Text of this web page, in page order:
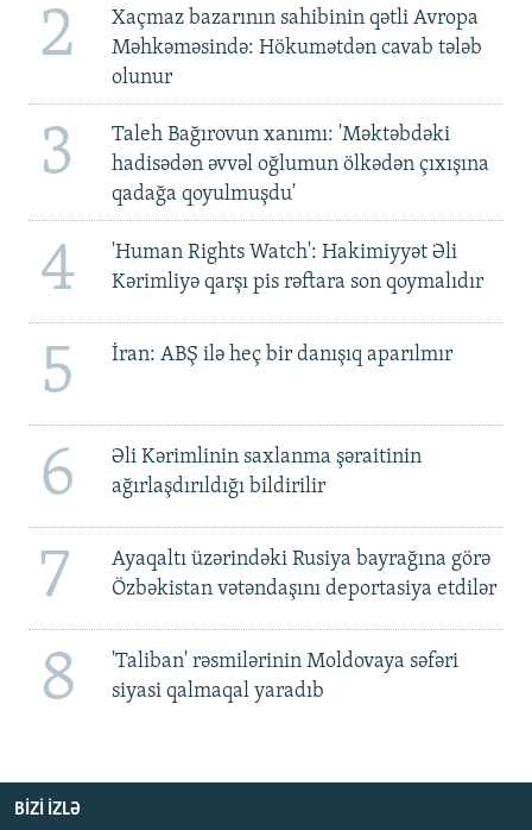
2
Xaçmaz bazarının sahibinin qətli Avropa
Məhkəməsində: Hökumətdən cavab tələb
olunur
3
Taleh Bağırovun xanımı: 'Məktəbdəki
hadisədən əvvəl oğlumun ölkədən çıxışına
qadağa qoyulmuşdu'
4
'Human Rights Watch': Hakimiyyət Əli
Kərimliyə qarşı pis rəftara son qoymalıdır
5 İran: ABŞ ilə heç bir danışıq aparılmır
6
Əli Kərimlinin saxlanma şəraitinin
ağırlaşdırıldığı bildirilir
7
Ayaqaltı üzərindəki Rusiya bayrağına görə
Özbəkistan vətəndaşını deportasiya etdilər
8
'Taliban' rəsmilərinin Moldovaya səfəri
siyasi qalmaqal yaradıb
BIZI IZLƏ